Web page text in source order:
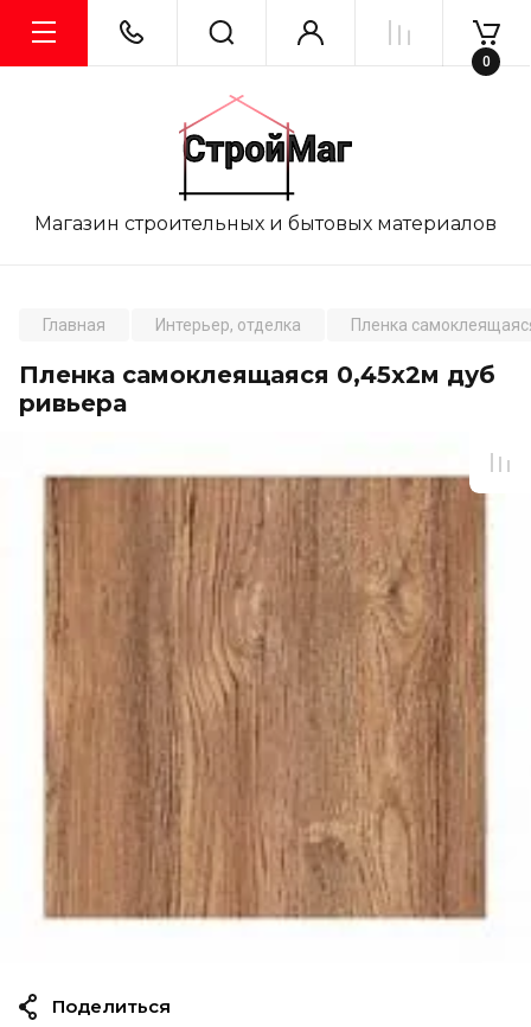
Магазин строительных и бытовых материалов
0
Главная Интерьер, отделка Пленка
Пленка самоклеящаяся 0,45х2м дуб
ривьера
Поделиться